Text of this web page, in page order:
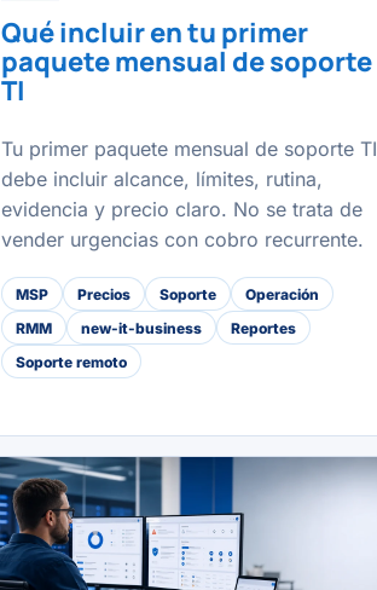
Qué incluir en tu primer
paquete mensual de soporte
TI
Tu primer paquete mensual de soporte TI
debe incluir alcance, límites, rutina,
evidencia y precio claro. No se trata de
vender urgencias con cobro recurrente.
MSP Precios Soporte
Operación
RMM
new-it-business
Reportes
Soporte remoto